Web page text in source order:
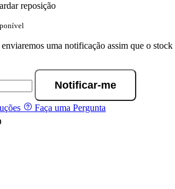
reposição
uma notificação assim que o stock
Notificar-me
Faça uma Pergunta